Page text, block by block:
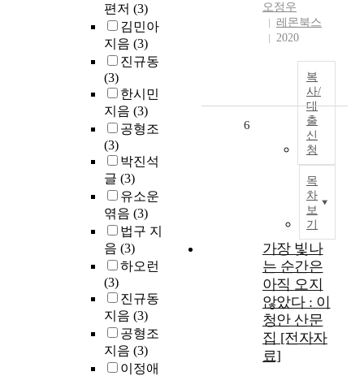
편저 (3)
김민아
지음 (3)
진규동
(3)
한시민
지음 (3)
공형조
(3)
박진석
글 (3)
유소운
엮음 (3)
법구 지
음 (3)
하오런
(3)
진규동
지음 (3)
공형조
지음 (3)
이정애
오정우
레몬북스
2020
복
사/
대
출
신
청
목
차
보
기
6
가장 빛나
는 순간은
아직 오지
않았다 : 이
청안 산문
집 [전자자
료]